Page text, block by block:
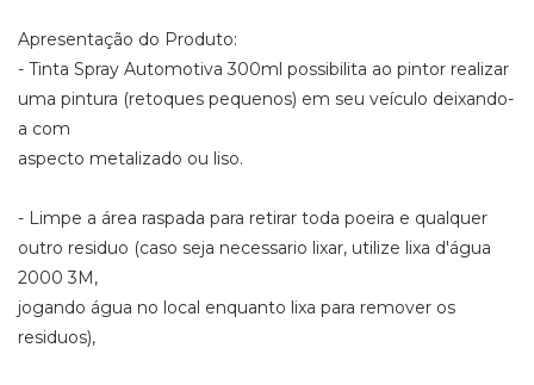
Apresentação do Produto:
- Tinta Spray Automotiva 300ml possibilita ao pintor realizar
uma pintura (retoques pequenos) em seu veículo deixando-
a com
aspecto metalizado ou liso.
- Limpe a área raspada para retirar toda poeira e qualquer
outro residuo (caso seja necessario lixar, utilize lixa d'água
2000 3M,
jogando água no local enquanto lixa para remover os
residuos),